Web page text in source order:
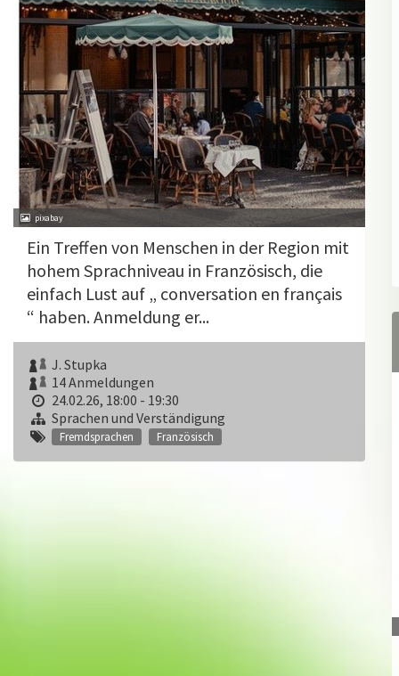
pixabay
Ein Treffen von Menschen in der Region mit
hohem Sprachniveau in Französisch, die
einfach Lust auf „ conversation en français
“ haben. Anmeldung er...
J. Stupka
14 Anmeldungen
24.02.26, 18:00 - 19:30
Sprachen und Verständigung
Fremdsprachen Französisch